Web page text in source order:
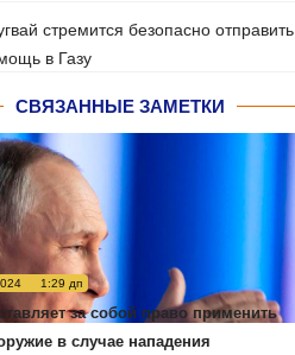
стремится безопасно отправить
в Газу
СВЯЗАННЫЕ ЗАМЕТКИ
1:29 дп
за собой право применить
в случае нападения